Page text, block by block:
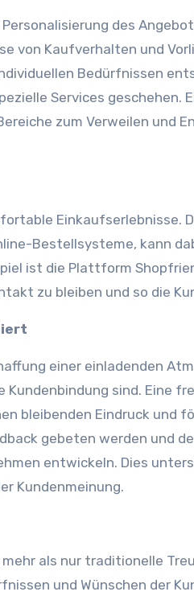
des
von Kaufverhalten und
Bedürfnissen
Services geschehen.
zum Verweilen und
Einkaufserlebnisse.
Bestellsysteme, kann
ist die Plattform
zu bleiben und so die
einer einladenden
sind. Eine
bleibenden Eindruck und
gebeten werden und
entwickeln. Dies
Kundenmeinung.
als nur traditionelle
und Wünschen der